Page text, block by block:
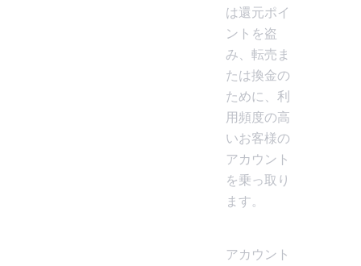
は還元ポイ
ントを盗
み、転売ま
たは換金の
ために、利
用頻度の高
いお客様の
アカウント
を乗っ取り
ます。
アカウント